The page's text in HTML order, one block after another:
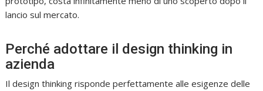
lancio sul mercato.
Perché adottare il design thinking in
azienda
Il design thinking risponde perfettamente alle esigenze delle